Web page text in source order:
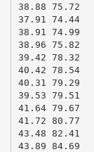
38.88 75.72
37.91 74.44
38.91 74.99
38.96 75.82
39.42 78.32
40.42 78.54
40.31 79.29
39.53 79.51
41.64 79.67
41.72 80.77
43.48 82.41
43.89 84.69